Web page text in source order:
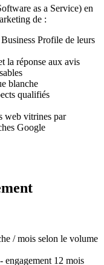
as a Service) en
de :
Profile de leurs
la réponse aux avis
blanche
qualifiés
web vitrines par
Google
/ mois selon le volume
engagement 12 mois